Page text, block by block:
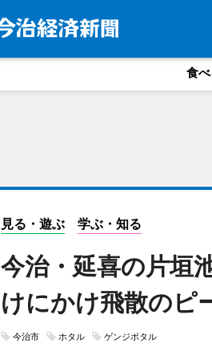
食
見る・遊ぶ 学ぶ・知る
今治・延喜の片垣
けにかけ飛散のピ
今治市 ホタル ゲンジボタル